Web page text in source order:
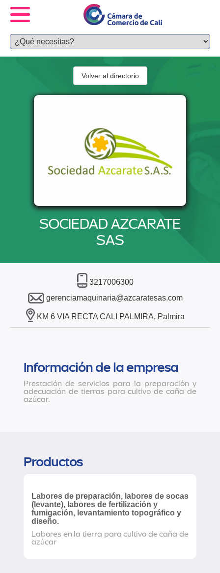
SOCIEDAD AZCARATE
SAS
Volver al directorio
3217006300
gerenciamaquinaria@azcaratesas.com
KM 6 VIA RECTA CALI PALMIRA, Palmira
Información de la empresa
Prestación de servicios para la preparación y
adecuación de tierras para cultivo de caña de
azúcar.
Productos
Labores de preparación, labores de socas
(levante), labores de fertilización y
fumigación, levantamiento topográfico y
diseño.
Labores en la tierra para cultivo de caña de
azúcar